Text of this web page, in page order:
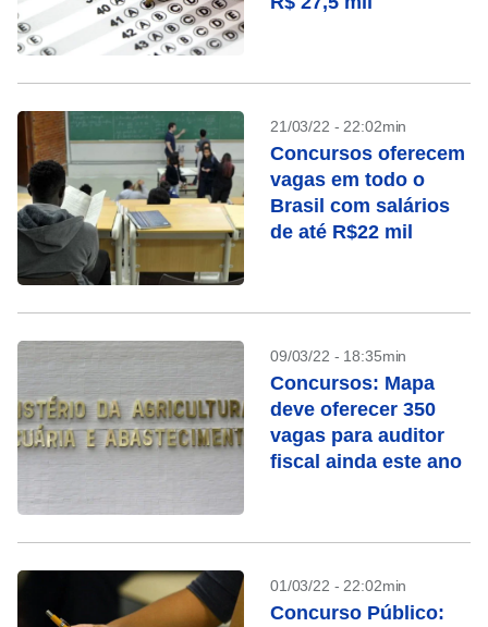
21/03/22 - 22:02min
Concursos oferecem
vagas em todo o
Brasil com salários
de até R$22 mil
09/03/22 - 18:35min
Concursos: Mapa
deve oferecer 350
vagas para auditor
fiscal ainda este ano
01/03/22 - 22:02min
Concurso Público: